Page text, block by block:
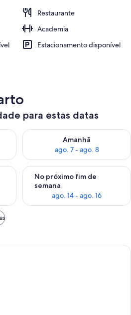
Restaurante
Academia
Estacionamento disponível
para estas datas
esta noite, ago. 6 - ago. 7
Amanhã
ago. 7 - ago. 8
Verifica a disponibilidade
este fim de semana, ago. 7 -
No próximo fim de
semana
ago. 14 - ago. 16
Verifica a disponibilidade
Banheiro | Chuveiro, produtos de